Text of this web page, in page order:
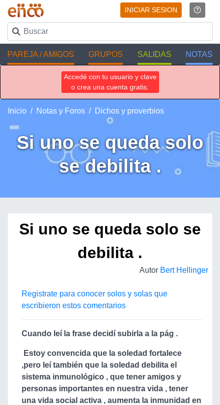
INICIAR SESION
PAREJA / AMIGOS GRUPOS SALIDAS NOTAS
Accedé con tu usuario y clave
o crea una cuenta gratis.
Inicio Notas y Foros Dichos y proverbios
Si uno se queda solo
se debilita .
Si uno se queda solo se
debilita .
Autor Bert Hellinger
Registrate para conocer solos y solas que
escribieron estos comentarios
Cuando leí la frase decidí subirla a la pág .
Estoy convencida que la soledad fortalece
,pero leí también que la soledad debilita el
sistema inmunológico , que tener amigos y
personas importantes en nuestra vida , tener
una vida social activa , aumenta la inmunidad en